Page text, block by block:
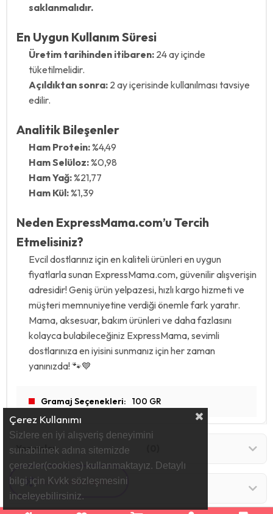
saklanmalıdır.
En Uygun Kullanım Süresi
Üretim tarihinden itibaren: 24 ay içinde
tüketilmelidir.
Açıldıktan sonra: 2 ay içerisinde kullanılması tavsiye
edilir.
Analitik Bileşenler
Ham Protein:%4,49
Ham Selüloz:%0,98
Ham Yağ:%21,77
Ham Kül:%1,39
Neden ExpressMama.com’u Tercih
Etmelisiniz?
Evcil dostlarınız için en kaliteli ürünleri en uygun
fiyatlarla sunan ExpressMama.com, güvenilir alışverişin
adresidir! Geniş ürün yelpazesi, hızlı kargo hizmeti ve
müşteri memnuniyetine verdiği önemle fark yaratır.
Mama, aksesuar, bakım ürünleri ve daha fazlasını
kolayca bulabileceğiniz ExpressMama, sevimli
dostlarınıza en iyisini sunmanız için her zaman
yanınızda! 🐾💙
Gramaj Seçenekleri 100 GR
Yorumlar
Mağazamız Nerede ?
Çerez Kullanımı
Sizlere en iyi alışveriş deneyimini
sunabilmek adına sitemizde
çerezler(cookies) kullanmaktayız. Detaylı
bilgi için Kvkk sözleşmesini
inceleyebilirsiniz.
Sürpriz Fırsatları Gör 🎁